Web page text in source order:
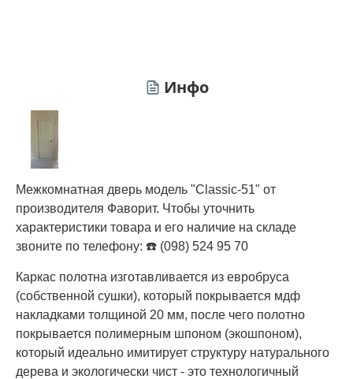
Инфо
Межкомнатная дверь модель "Classic-51" от
производителя Фаворит. Чтобы уточнить
характеристики товара и его наличие на складе
звоните по телефону: ☎️ (098) 524 95 70
Каркас полотна изготавливается из евробруса
(собственной сушки), который покрывается мдф
накладками толщиной 20 мм, после чего полотно
покрывается полимерным шпоном (экошпоном),
который идеально имитирует структуру натурального
дерева и экологически чист - это технологичный